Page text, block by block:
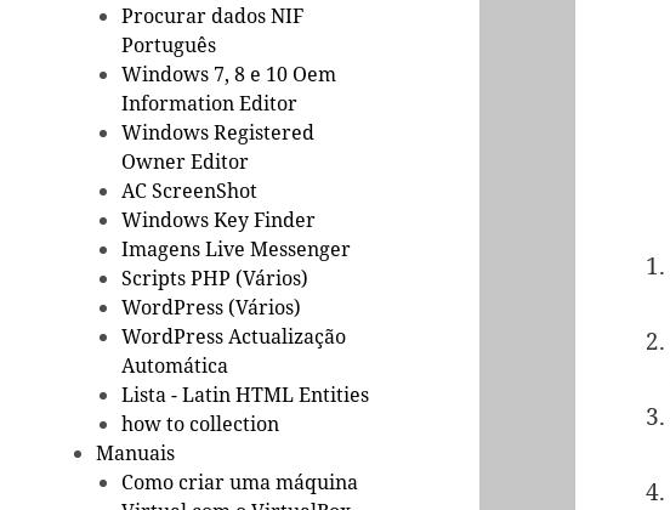
Procurar dados NIF
Português
Windows 7, 8 e 10 Oem
Information Editor
Windows Registered
Owner Editor
AC ScreenShot
Windows Key Finder
Imagens Live Messenger
Scripts PHP (Vários)
WordPress (Vários)
WordPress Actualização
Automática
Lista - Latin HTML Entities
how to collection
Manuais
Como criar uma máquina